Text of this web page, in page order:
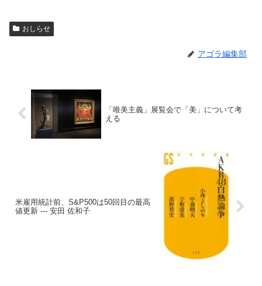
おしらせ
アゴラ編集部
「唯美主義」展覧会で「美」について考
える
米雇用統計前、S&P500は50回目の最高
値更新 --- 安田 佐和子